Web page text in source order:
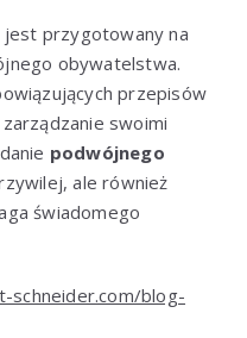
jest przygotowany na
obywatelstwa.
przepisów
swoimi
podwójnego
ale również
świadomego
schneider.com/blog-